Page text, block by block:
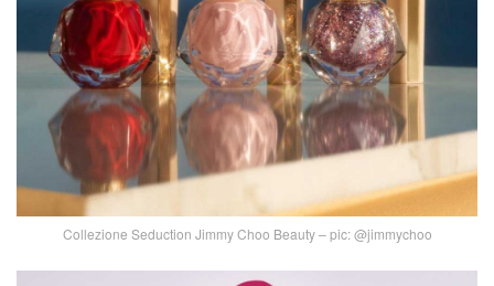
Collezione Seduction Jimmy Choo Beauty – pic: @jimmychoo